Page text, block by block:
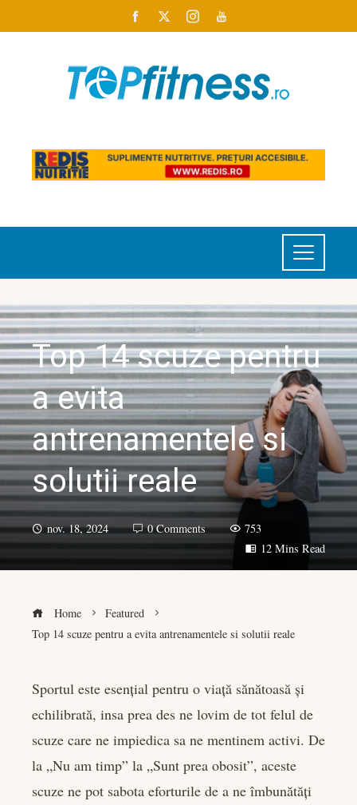
Top 14 scuze pentru
a evita
antrenamentele si
solutii reale
nov. 18, 2024 0 Comments
753
12 Mins Read
Home
Featured
Top 14 scuze pentru a evita antrenamentele si solutii reale
Sportul este esențial pentru o viață sănătoasă și
echilibrată, insa prea des ne lovim de tot felul de
scuze care ne impiedica sa ne mentinem activi. De
la „Nu am timp” la „Sunt prea obosit”, aceste
scuze ne pot sabota eforturile de a ne îmbunătăți